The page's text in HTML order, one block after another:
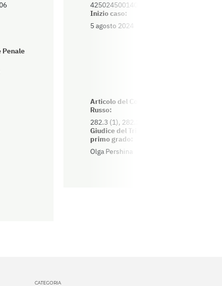
Penale
42502450014000040
Inizio caso:
5 agosto 2024
Articolo del Codice Penale
Russo:
282.3 (1), 282.2 (2)
Giudice del Tribunale di
primo grado:
Olga Pershina
CATEGORIA